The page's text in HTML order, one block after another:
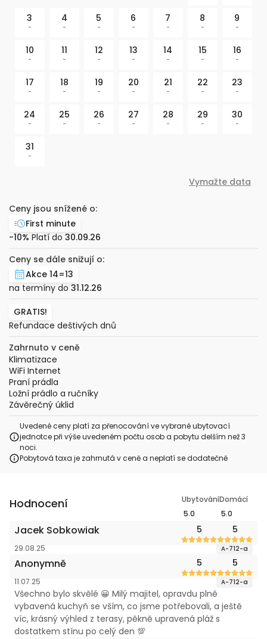
3
-
4
-
5
-
6
-
7
-
8
-
9
-
10
-
11
-
12
-
13
-
14
-
15
-
16
-
17
-
18
-
19
-
20
-
21
-
22
-
23
-
24
-
25
-
26
-
27
-
28
-
29
-
30
-
31
-
Vymažte data
Ceny jsou snížené o:
First minute
-10% Platí do 30.09.26
Ceny se dále snižují o:
Akce 14=13
na termíny do 31.12.26
GRATIS!
Refundace deštivých dnů
Zahrnuto v ceně
Klimatizace
WiFi Internet
Praní prádla
Ložní prádlo a ručníky
Závěrečný úklid
Uvedené ceny platí za přenocování ve vybrané ubytovací
jednotce při výše uvedeném počtu osob a pobytu delším než 3
noci.
Pobytová taxa je zahrnutá v ceně a neplatí se dodatečně
Hodnocení
Ubytování
5.0
Domácí
5.0
Jacek Sobkowiak 5 5
29.08.25 A-712-a
Anonymně 5 5
11.07.25 A-712-a
Všechno bylo skvělé 😀 Milý majitel, opravdu plně
vybavená kuchyň se vším, co jsme potřebovali, a ještě
víc, krásný výhled z terasy, pěkně upravená pláž s
dostatkem stínu po celý den 💯